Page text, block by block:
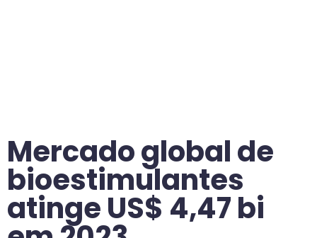
Mercado global de
bioestimulantes
atinge US$ 4,47 bi